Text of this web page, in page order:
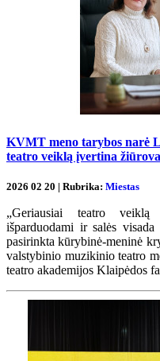
KVMT meno tarybos narė
teatro veiklą įvertina
2026 02 20 | Rubrika: Miestas
„Geriausiai teatro
išparduodami ir salės
pasirinkta kūrybinė-meninė
valstybinio muzikinio teatro
teatro akademijos Klaipėdos